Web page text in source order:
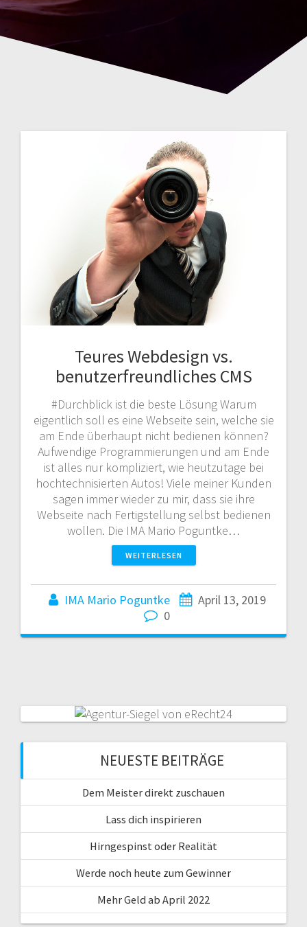
Teures Webdesign vs.
benutzerfreundliches CMS
#Durchblick ist die beste Lösung Warum
eigentlich soll es eine Webseite sein, welche sie
am Ende überhaupt nicht bedienen können?
Aufwendige Programmierungen und am Ende
ist alles nur kompliziert, wie heutzutage bei
hochtechnisierten Autos! Viele meiner Kunden
sagen immer wieder zu mir, dass sie ihre
Webseite nach Fertigstellung selbst bedienen
wollen. Die IMA Mario Poguntke…
WEITERLESEN
IMA Mario Poguntke
April 13, 2019
0
NEUESTE BEITRÄGE
Dem Meister direkt zuschauen
Lass dich inspirieren
Hirngespinst oder Realität
Werde noch heute zum Gewinner
Mehr Geld ab April 2022